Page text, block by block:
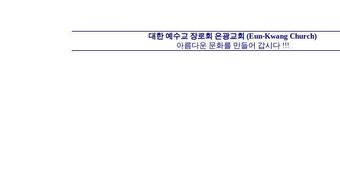
대한 예수교 장로회 은광교회 (Eun-Kwang Church)
아름다운 문화를 만들어 갑시다 !!!